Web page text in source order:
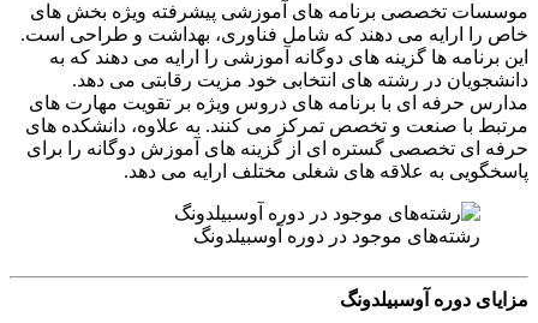
موسسات تخصصی برنامه های آموزشی پیشرفته ویژه بخش های
خاص را ارایه می دهند که شامل فناوری، بهداشت و طراحی است.
این برنامه ها گزینه های دوگانه آموزشی را ارایه می دهند که به
دانشجویان در رشته های انتخابی خود مزیت رقابتی می دهد.
مدارس حرفه ای با برنامه های دروس ویژه بر تقویت مهارت های
مرتبط با صنعت و تخصص تمرکز می کنند. به علاوه، دانشکده های
حرفه ای تخصصی گستره ای از گزینه های آموزش دوگانه را برای
پاسخگویی به علاقه های شغلی مختلف ارایه می دهد.
رشته‌های موجود در دوره آوسبیلدونگ
مزایای دوره آوسبیلدونگ